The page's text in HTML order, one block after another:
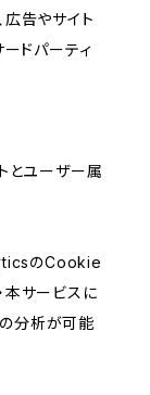
広告やサイト
ドパーティ
ユーザー属
のCookie
本サービスに
分析が可能